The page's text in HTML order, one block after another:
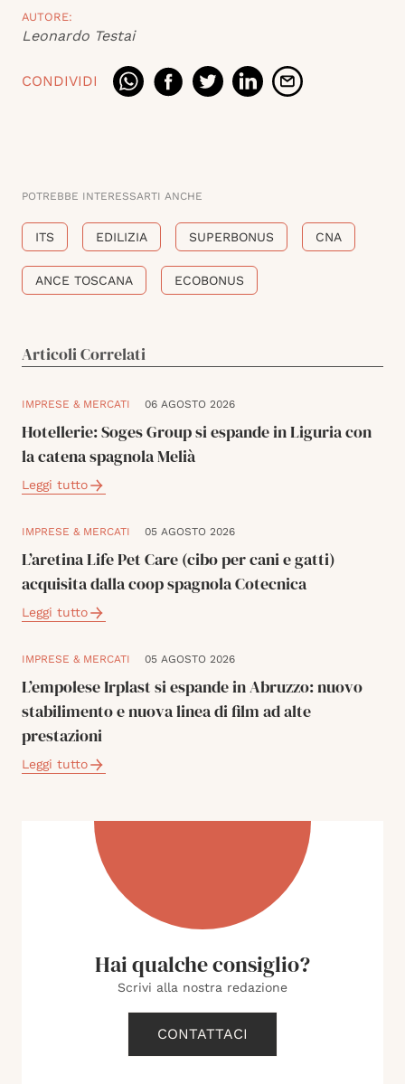
AUTORE:
Leonardo Testai
CONDIVIDI
POTREBBE INTERESSARTI ANCHE
ITS EDILIZIA SUPERBONUS CNA
ANCE TOSCANA ECOBONUS
Articoli Correlati
IMPRESE & MERCATI 06 AGOSTO 2026
Hotellerie: Soges Group si espande in Liguria con
la catena spagnola Melià
Leggi tutto
IMPRESE & MERCATI 05 AGOSTO 2026
L’aretina Life Pet Care (cibo per cani e gatti)
acquisita dalla coop spagnola Cotecnica
Leggi tutto
IMPRESE & MERCATI 05 AGOSTO 2026
L’empolese Irplast si espande in Abruzzo: nuovo
stabilimento e nuova linea di film ad alte
prestazioni
Leggi tutto
Hai qualche consiglio?
Scrivi alla nostra redazione
CONTATTACI